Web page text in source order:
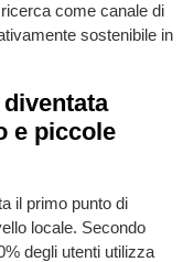
come canale di
sostenibile in
e piccole
il primo punto di
locale. Secondo
degli utenti utilizza